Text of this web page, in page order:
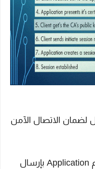
لضمان الاتصال الآمن
تسجيل المفتاح العام: يقوم Application بإرسال